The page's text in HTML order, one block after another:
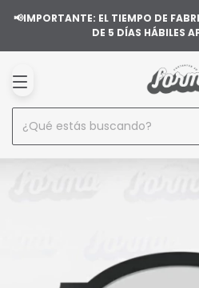
📢IMPORTANTE: EL TIEMPO DE
DE 5 DÍAS HÁBILES